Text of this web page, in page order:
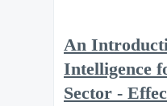
An
Intelligence
Sector -